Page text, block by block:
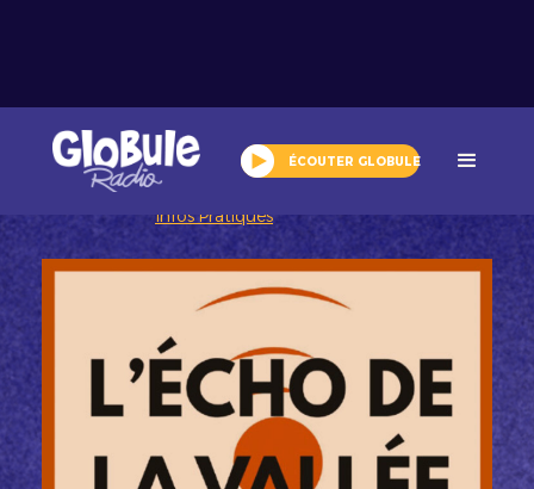
ÉCOUTER GLOBULE
Arts et culture
Infos Pratiques